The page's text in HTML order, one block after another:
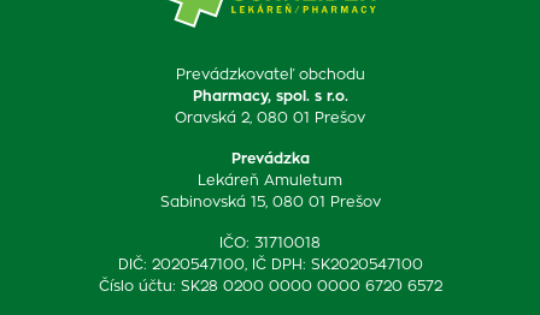
Prevádzkovateľ obchodu
Pharmacy, spol. s r.o.
Oravská 2, 080 01 Prešov
Prevádzka
Lekáreň Amuletum
Sabinovská 15, 080 01 Prešov
IČO: 31710018
DIČ: 2020547100, IČ DPH: SK2020547100
Číslo účtu: SK28 0200 0000 0000 6720 6572